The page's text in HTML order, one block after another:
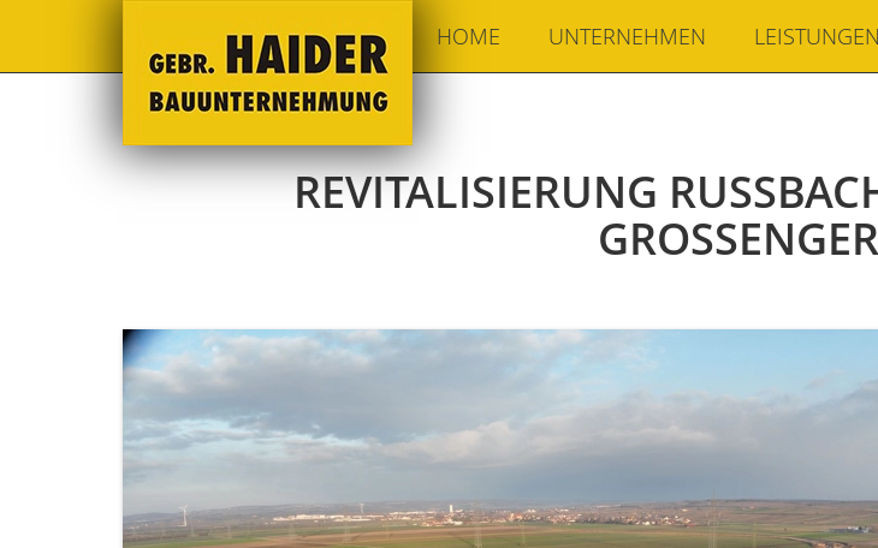
HOME UNTERNEHMEN LEISTUNGEN
REVITALISIERUNG